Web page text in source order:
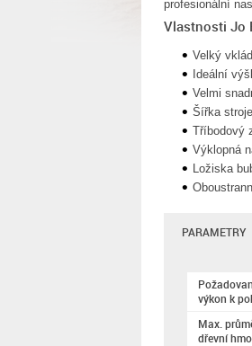
profesionální
Vlastnosti Jo
Velký
Ideální
Velmi
Šířka
Tříbodový
Výklopná
Ložiska
PARAMETRY
výkon k
Max.
dřevní